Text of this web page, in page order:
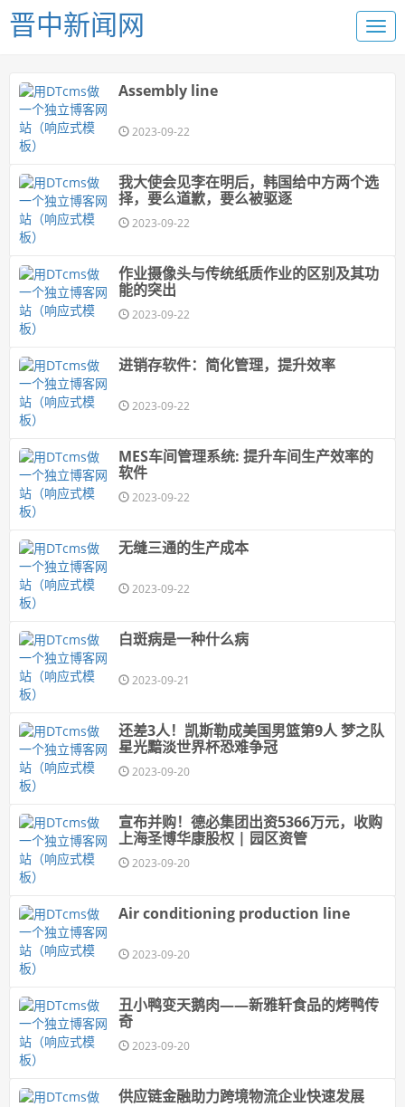
晋中新闻网
Assembly line
2023-09-22
我大使会见李在明后，韩国给中方两个选
择，要么道歉，要么被驱逐
2023-09-22
作业摄像头与传统纸质作业的区别及其功
能的突出
2023-09-22
进销存软件：简化管理，提升效率
2023-09-22
MES车间管理系统: 提升车间生产效率的
软件
2023-09-22
无缝三通的生产成本
2023-09-22
白斑病是一种什么病
2023-09-21
还差3人！凯斯勒成美国男篮第9人 梦之队
星光黯淡世界杯恐难争冠
2023-09-20
宣布并购！德必集团出资5366万元，收购
上海圣博华康股权 | 园区资管
2023-09-20
Air conditioning production line
2023-09-20
丑小鸭变天鹅肉——新雅轩食品的烤鸭传
奇
2023-09-20
供应链金融助力跨境物流企业快速发展